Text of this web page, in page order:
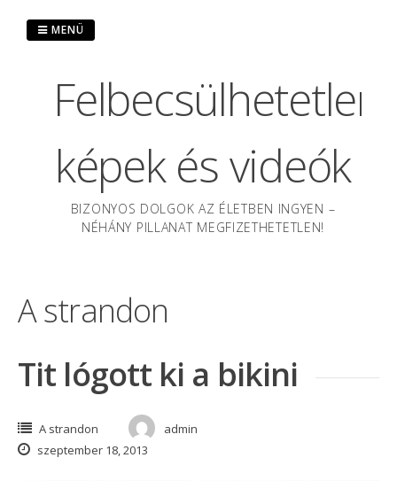
Felbecsülhetetlen
képek és videók
BIZONYOS DOLGOK AZ ÉLETBEN INGYEN –
NÉHÁNY PILLANAT MEGFIZETHETETLEN!
MENÜ
A strandon
Tit lógott ki a bikini
A strandon
admin
szeptember 18, 2013